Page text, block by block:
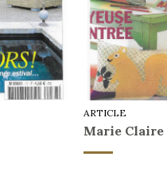
ARTICLE
Marie Claire